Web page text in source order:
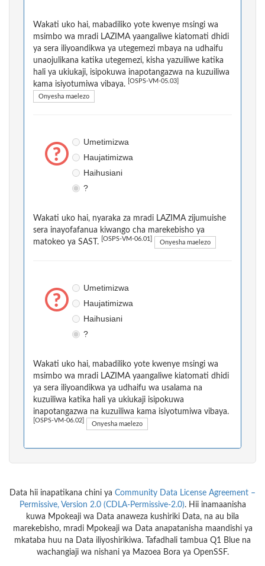
Wakati uko hai, mabadiliko yote kwenye msingi wa
msimbo wa mradi LAZIMA yaangaliwe kiatomati dhidi
ya sera iliyoandikwa ya utegemezi mbaya na udhaifu
unaojulikana katika utegemezi, kisha yazuiliwe katika
hali ya ukiukaji, isipokuwa inapotangazwa na kuzuiliwa
kama isiyotumiwa vibaya.
[OSPS-VM-05.03]
Onyesha maelezo
Umetimizwa
Haujatimizwa
Haihusiani
?
Wakati uko hai, nyaraka za mradi LAZIMA zijumuishe
sera inayofafanua kiwango cha marekebisho ya
matokeo ya SAST.
[OSPS-VM-06.01] Onyesha maelezo
Umetimizwa
Haujatimizwa
Haihusiani
?
Wakati uko hai, mabadiliko yote kwenye msingi wa
msimbo wa mradi LAZIMA yaangaliwe kiatomati dhidi
ya sera iliyoandikwa ya udhaifu wa usalama na
kuzuiliwa katika hali ya ukiukaji isipokuwa
inapotangazwa na kuzuiliwa kama isiyotumiwa vibaya.
[OSPS-VM-06.02] Onyesha maelezo
Data hii inapatikana chini ya Community Data License Agreement –
Permissive, Version 2.0 (CDLA-Permissive-2.0). Hii inamaanisha
kuwa Mpokeaji wa Data anaweza kushiriki Data, na au bila
marekebisho, mradi Mpokeaji wa Data anapatanisha maandishi ya
mkataba huu na Data iliyoshirikiwa. Tafadhali tambua Q1 Blue na
wachangiaji wa nishani ya Mazoea Bora ya OpenSSF.